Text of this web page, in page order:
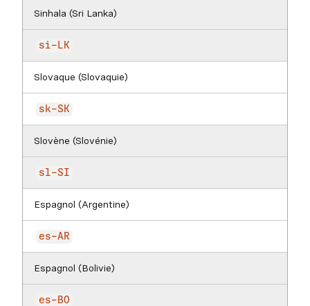
Sinhala (Sri Lanka)
si-LK
Slovaque (Slovaquie)
sk-SK
Slovène (Slovénie)
sl-SI
Espagnol (Argentine)
es-AR
Espagnol (Bolivie)
es-BO